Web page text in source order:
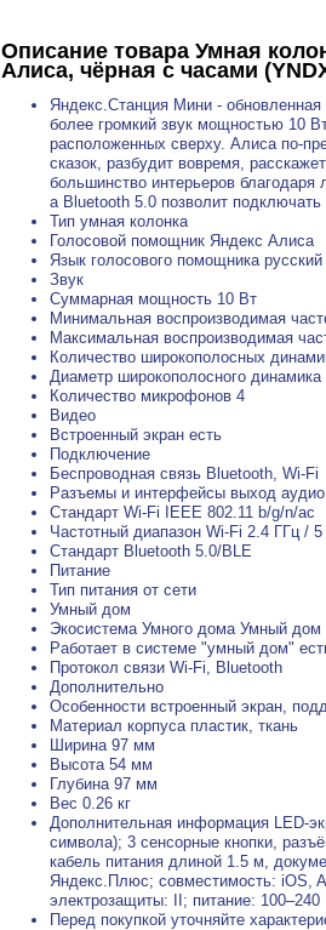
Описание товара Умная
Алиса, чёрная с часами
Яндекс.Станция Мини -
более громкий звук мощностью 10
расположенных сверху. Алиса по-
сказок, разбудит вовремя,
большинство интерьеров
а Bluetooth 5.0 позволит
Тип умная колонка
Голосовой помощник Яндекс Алиса
Язык голосового помощника русский
Звук
Суммарная мощность 10 Вт
Минимальная воспроизводимая
Максимальная воспроизводимая
Количество широкополосных
Диаметр широкополосного
Количество микрофонов 4
Видео
Встроенный экран есть
Подключение
Беспроводная связь Bluetooth, Wi-Fi
Разъемы и интерфейсы выход аудио
Стандарт Wi-Fi IEEE 802.11 b/g/n/ac
Частотный диапазон Wi-Fi 2.4 ГГц / 5
Стандарт Bluetooth 5.0/BLE
Питание
Тип питания от сети
Умный дом
Экосистема Умного дома Умный дом
Работает в системе "умный дом"
Протокол связи Wi-Fi, Bluetooth
Дополнительно
Особенности встроенный экран,
Материал корпуса пластик, ткань
Ширина 97 мм
Высота 54 мм
Глубина 97 мм
Вес 0.26 кг
Дополнительная информация LED-
символа); 3 сенсорные кнопки,
кабель питания длиной 1.5 м,
Яндекс.Плюс; совместимость: iOS,
электрозащиты: II; питание:
Перед покупкой уточняйте